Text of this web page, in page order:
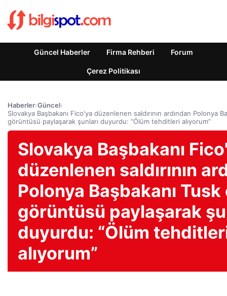
Güncel Haberler Firma Rehberi Forum
Çerez Politikası
Haberler›Güncel›
Slovakya Başbakanı Fico'ya düzenlenen saldırının ardından Polonya
görüntüsü paylaşarak şunları duyurdu: “Ölüm tehditleri alıyorum”
Slovakya Başbakanı
düzenlenen saldırının
Polonya Başbakanı
görüntüsü paylaşarak
duyurdu: “Ölüm
alıyorum”